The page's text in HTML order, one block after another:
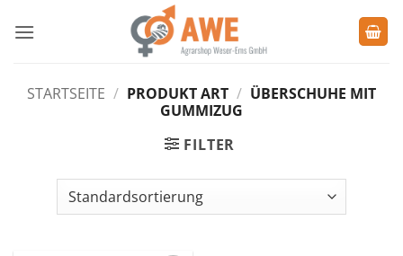
Inhalt
STARTSEITE / PRODUKT ART / ÜBERSCHUHE MIT
GUMMIZUG
FILTER